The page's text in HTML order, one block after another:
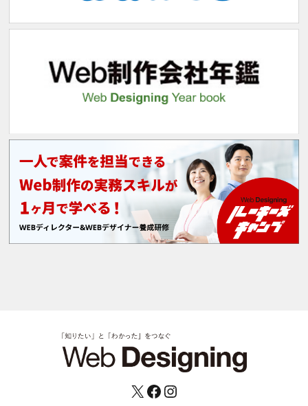
X Facebook Instagram